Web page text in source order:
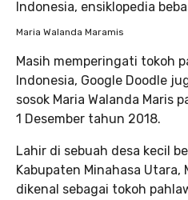
Maria Walanda Maramis
Masih memperingati tokoh
Indonesia, Google Doodle
sosok Maria Walanda Maris
1 Desember tahun 2018.
Lahir di sebuah desa kecil
Kabupaten Minahasa Utara,
dikenal sebagai tokoh